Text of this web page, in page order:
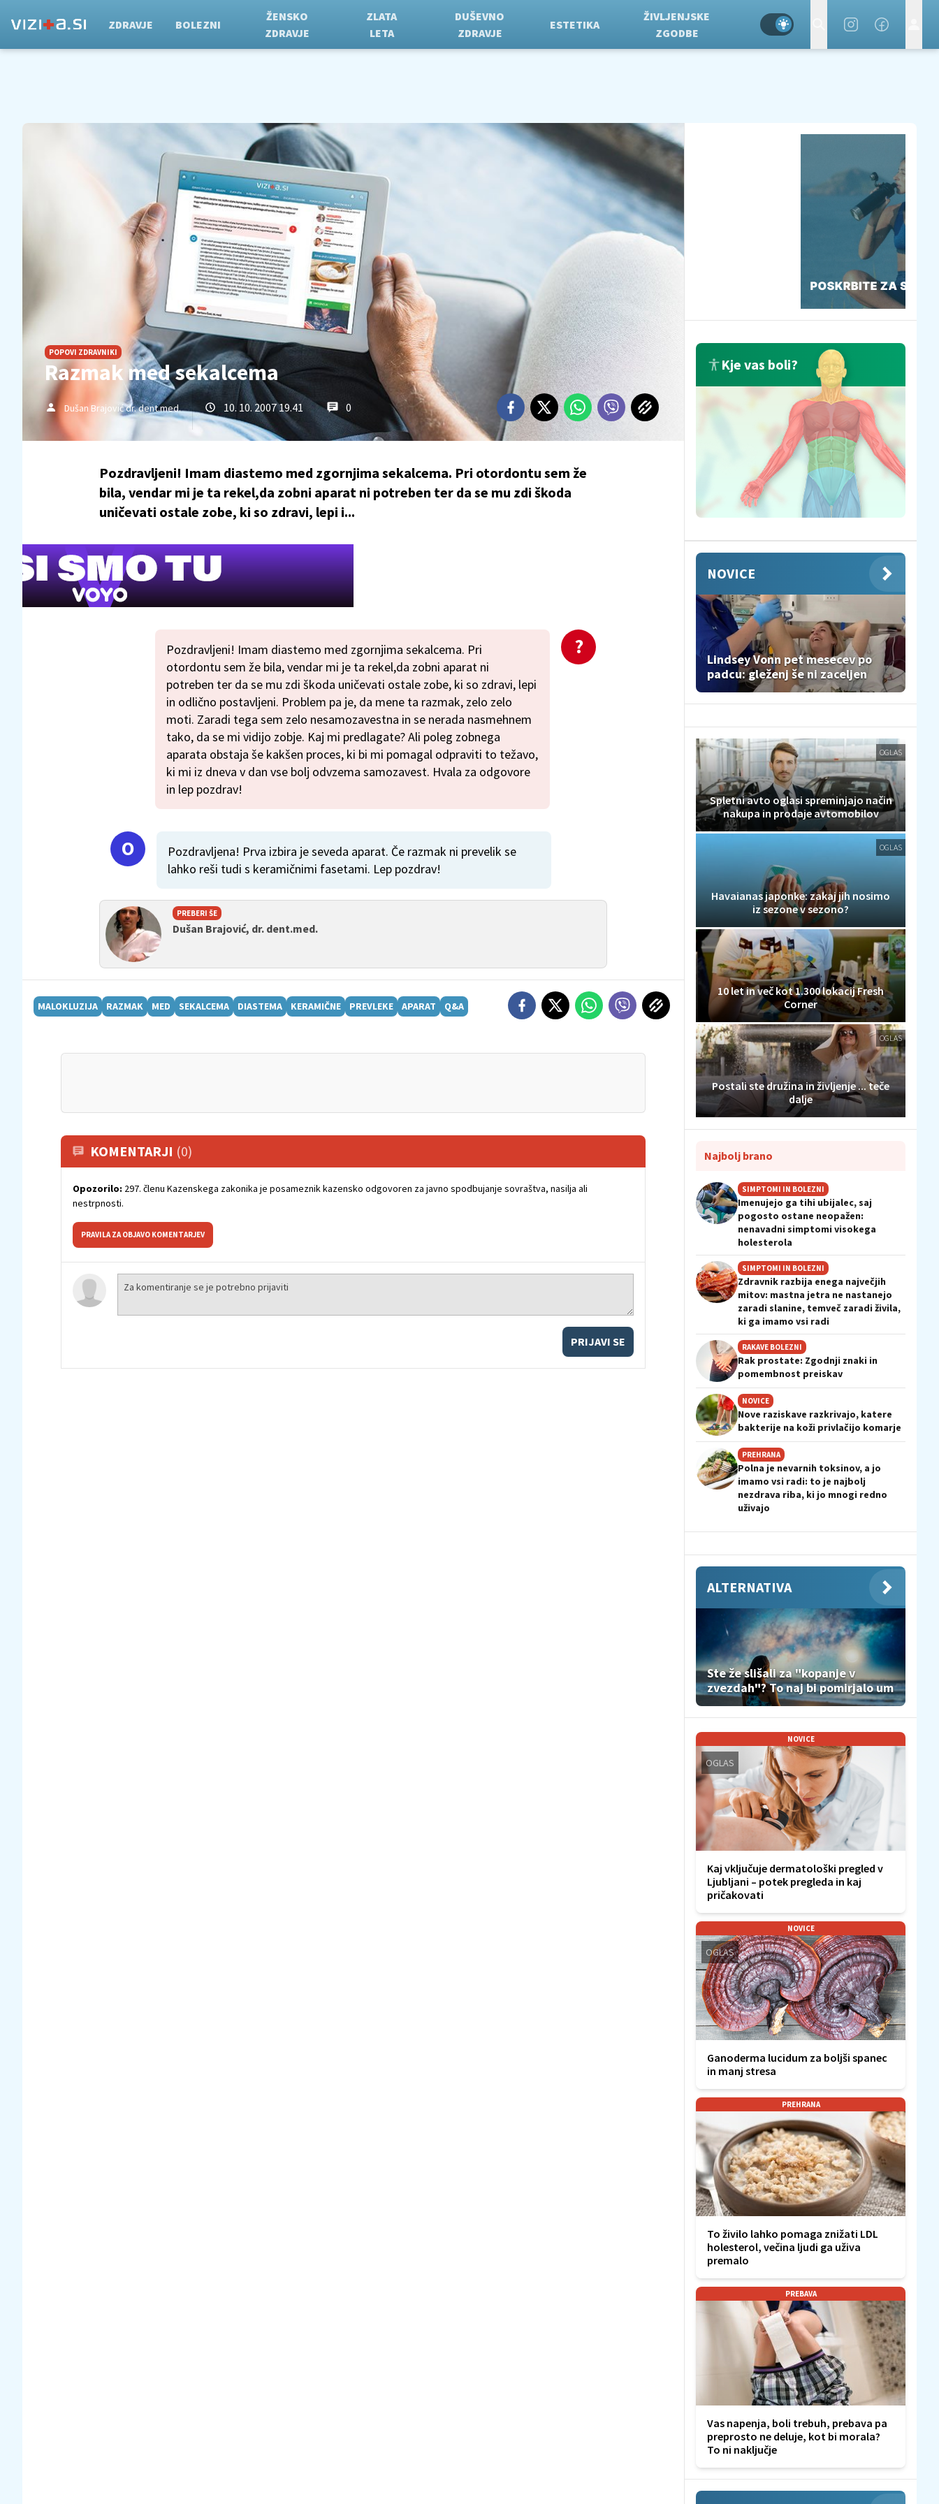
ZDRAVJE BOLEZNI
ŽENSKO
ZDRAVJE
ZLATA
LETA
DUŠEVNO
ZDRAVJE
ESTETIKA
ŽIVLJENJSKE
ZGODBE
POPOVI ZDRAVNIKI
Razmak med sekalcema
Dušan Brajović dr. dent.med. 10. 10. 2007 19.41 0
Pozdravljeni! Imam diastemo med zgornjima sekalcema. Pri otordontu sem že
bila, vendar mi je ta rekel,da zobni aparat ni potreben ter da se mu zdi škoda
uničevati ostale zobe, ki so zdravi, lepi i...
Pozdravljeni! Imam diastemo med zgornjima sekalcema. Pri
otordontu sem že bila, vendar mi je ta rekel,da zobni aparat ni
potreben ter da se mu zdi škoda uničevati ostale zobe, ki so zdravi, lepi
in odlično postavljeni. Problem pa je, da mene ta razmak, zelo zelo
moti. Zaradi tega sem zelo nesamozavestna in se nerada nasmehnem
tako, da se mi vidijo zobje. Kaj mi predlagate? Ali poleg zobnega
aparata obstaja še kakšen proces, ki bi mi pomagal odpraviti to težavo,
ki mi iz dneva v dan vse bolj odvzema samozavest. Hvala za odgovore
in lep pozdrav!
Pozdravljena! Prva izbira je seveda aparat. Če razmak ni prevelik se
lahko reši tudi s keramičnimi fasetami. Lep pozdrav!
PREBERI ŠE
Dušan Brajović, dr. dent.med.
MALOKLUZIJA RAZMAK MED SEKALCEMA DIASTEMA KERAMIČNE PREVLEKE APARAT Q&A
KOMENTARJI (0)
Opozorilo: 297. členu Kazenskega zakonika je posameznik kazensko odgovoren za javno spodbujanje sovraštva, nasilja ali
nestrpnosti.
PRAVILA ZA OBJAVO KOMENTARJEV
PRIJAVI SE
Kje vas boli?
NOVICE
Lindsey Vonn pet mesecev po
padcu: gleženj še ni zaceljen
OGLAS
Spletni avto oglasi spreminjajo način
nakupa in prodaje avtomobilov
OGLAS
Havaianas japonke: zakaj jih nosimo
iz sezone v sezono?
10 let in več kot 1.300 lokacij Fresh
Corner
OGLAS
Postali ste družina in življenje ... teče
dalje
Najbolj brano
SIMPTOMI IN BOLEZNI
Imenujejo ga tihi ubijalec, saj
pogosto ostane neopažen:
nenavadni simptomi visokega
holesterola
SIMPTOMI IN BOLEZNI
Zdravnik razbija enega največjih
mitov: mastna jetra ne nastanejo
zaradi slanine, temveč zaradi živila,
ki ga imamo vsi radi
RAKAVE BOLEZNI
Rak prostate: Zgodnji znaki in
pomembnost preiskav
NOVICE
Nove raziskave razkrivajo, katere
bakterije na koži privlačijo komarje
PREHRANA
Polna je nevarnih toksinov, a jo
imamo vsi radi: to je najbolj
nezdrava riba, ki jo mnogi redno
uživajo
ALTERNATIVA
Ste že slišali za "kopanje v
zvezdah"? To naj bi pomirjalo um
NOVICE
OGLAS
Kaj vključuje dermatološki pregled v
Ljubljani – potek pregleda in kaj
pričakovati
NOVICE
OGLAS
Ganoderma lucidum za boljši spanec
in manj stresa
PREHRANA
To živilo lahko pomaga znižati LDL
holesterol, večina ljudi ga uživa
premalo
PREBAVA
Vas napenja, boli trebuh, prebava pa
preprosto ne deluje, kot bi morala?
To ni naključje